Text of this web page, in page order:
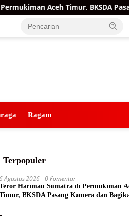
Aceh Timur, BKSDA Pasang
Ragam
Terpopuler
6 Agustus 2026 0 Komentar
Teror Harimau Sumatra di Permukiman
Timur, BKSDA Pasang Kamera dan